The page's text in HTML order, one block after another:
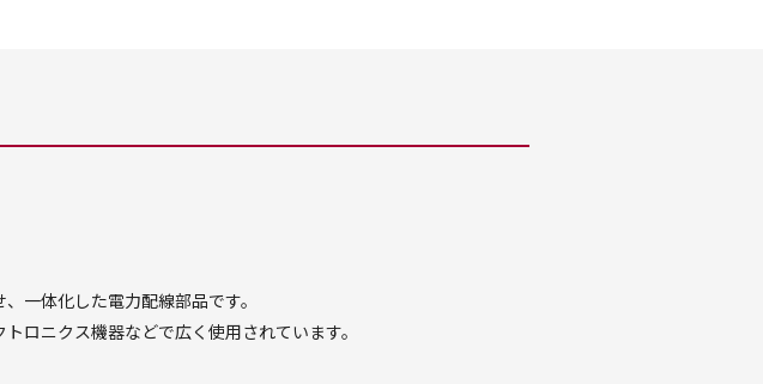
一体化した電力配線部品です。
ロニクス機器などで広く使用されています。